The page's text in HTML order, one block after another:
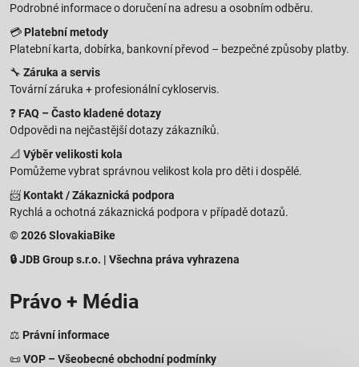
Podrobné informace o doručení na adresu a osobním odběru.
💳 Platební metody
Platební karta, dobírka, bankovní převod – bezpečné způsoby platby.
🔧 Záruka a servis
Tovární záruka + profesionální cykloservis.
❓ FAQ – Často kladené dotazy
Odpovědi na nejčastější dotazy zákazníků.
📐 Výběr velikosti kola
Pomůžeme vybrat správnou velikost kola pro děti i dospělé.
📨 Kontakt / Zákaznická podpora
Rychlá a ochotná zákaznická podpora v případě dotazů.
© 2026 SlovakiaBike
🔒 JDB Group s.r.o. | Všechna práva vyhrazena
Právo + Média
⚖️ Právní informace
📜VOP – Všeobecné obchodní podmínky